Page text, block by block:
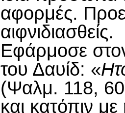
αφορμές.
αιφνιδιασθείς.
Εφάρμοσε
του Δαυίδ: «
(Ψαλμ. 118,
και κατόπιν